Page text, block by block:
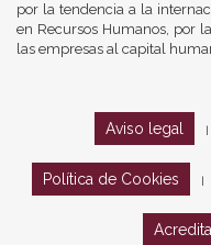
por la tendencia a la
en Recursos Humanos, por
las empresas al capital
Aviso legal
Política de Cookies